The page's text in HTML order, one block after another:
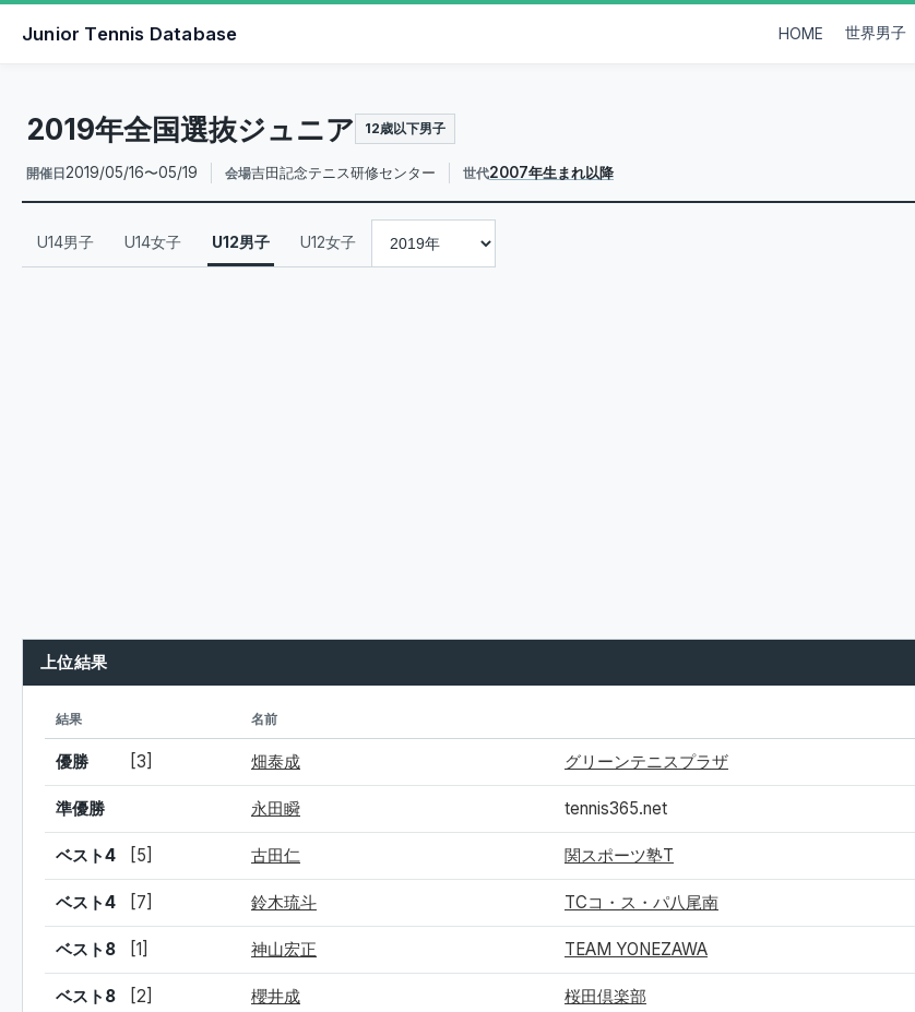
Junior Tennis Database HOME 世界男子
2019年全国選抜ジュニア 12歳以下男子
開催日 2019/05/16〜05/19 会場吉田記念テニス研修センター 世代2007年生まれ以降
U14男子 U14女子 U12男子 U12女子
上位結果
結果 名前
優勝 [3] 畑泰成 グリーンテニスプラザ
準優勝 永田瞬 tennis365.net
ベスト4 [5] 古田仁 関スポーツ塾T
ベスト4 [7] 鈴木琉斗 TCコ・ス・パ八尾南
ベスト8 [1] 神山宏正 TEAM YONEZAWA
ベスト8 [2] 櫻井成 桜田倶楽部